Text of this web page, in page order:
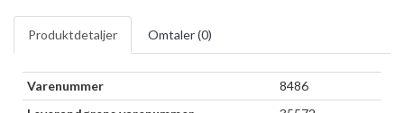
Produktdetaljer Omtaler (0)
Varenummer
8486